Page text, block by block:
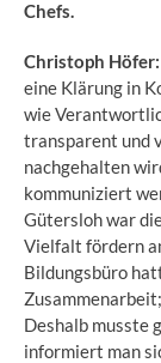
Chefs.
Christoph Höfer:
eine Klärung in
wie
transparent und
nachgehalten
kommuniziert
Gütersloh war
Vielfalt fördern
Bildungsbüro
Deshalb musste
informiert man